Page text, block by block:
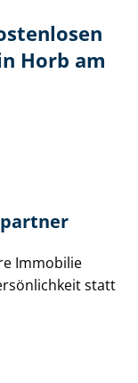
Horb am
Immobilie
statt